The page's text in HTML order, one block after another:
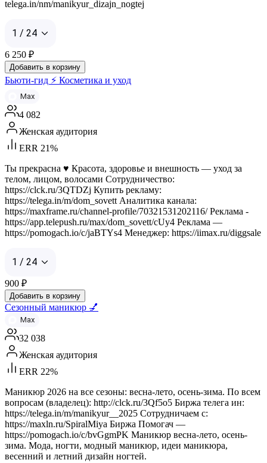
telega.in/nm/manikyur_dizajn_nogtej
1 / 24
6 250 ₽
Добавить в корзину
Бьюти-гид ⚡ Косметика и уход
Max
4 082
Женская аудитория
ERR 21%
Ты прекрасна ♥️ Красота, здоровье и внешность — уход за
телом, лицом, волосами Сотрудничество:
https://clck.ru/3QTDZj Купить рекламу:
https://telega.in/m/dom_sovett Аналитика канала:
https://maxframe.ru/channel-profile/70321531202116/ Реклама -
https://app.telepush.ru/max/dom_sovett/cUy4 Реклама —
https://pomogach.io/c/jaBTYs4 Менеджер: https://iimax.ru/diggsale
1 / 24
900 ₽
Добавить в корзину
Сезонный маникюр 💅
Max
32 038
Женская аудитория
ERR 22%
Маникюр 2026 на все сезоны: весна-лето, осень-зима. По всем
вопросам (владелец): http://clck.ru/3Qf5o5 Биржа телега ин:
https://telega.in/m/manikyur__2025 Сотрудничаем с:
https://maxln.ru/SpiralMiya Биржа Помогач —
https://pomogach.io/c/bvGgmPK Маникюр весна-лето, осень-
зима. Мода, ногти, модный маникюр, идеи маникюра,
весенний и летний дизайн ногтей.